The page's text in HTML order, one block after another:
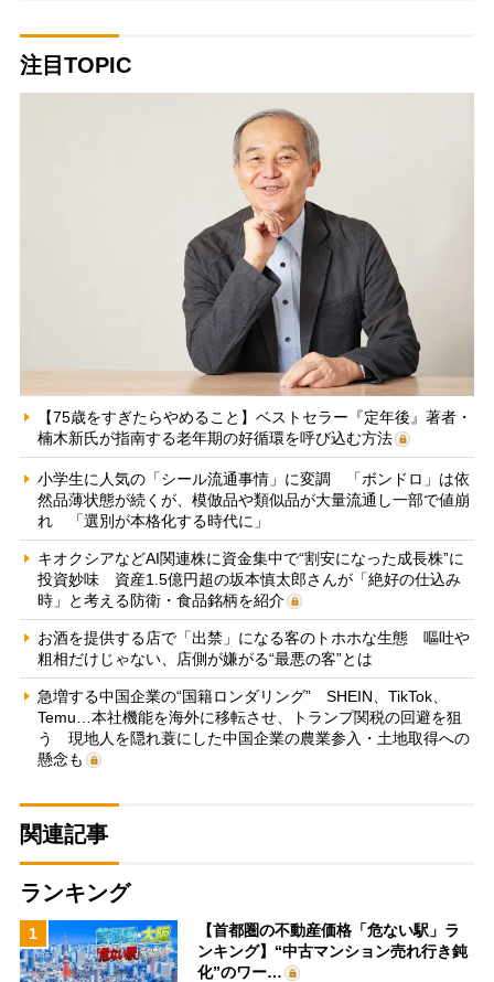
注目TOPIC
【75歳をすぎたらやめること】ベストセラー『定年後』著者・
楠木新氏が指南する老年期の好循環を呼び込む方法
小学生に人気の「シール流通事情」に変調 「ボンドロ」は依
然品薄状態が続くが、模倣品や類似品が大量流通し一部で値崩
れ 「選別が本格化する時代に」
キオクシアなどAI関連株に資金集中で“割安になった成長株”に
投資妙味 資産1.5億円超の坂本慎太郎さんが「絶好の仕込み
時」と考える防衛・食品銘柄を紹介
お酒を提供する店で「出禁」になる客のトホホな生態 嘔吐や
粗相だけじゃない、店側が嫌がる“最悪の客”とは
急増する中国企業の“国籍ロンダリング” SHEIN、TikTok、
Temu…本社機能を海外に移転させ、トランプ関税の回避を狙
う 現地人を隠れ蓑にした中国企業の農業参入・土地取得への
懸念も
関連記事
ランキング
1
【首都圏の不動産価格「危ない駅」ラ
ンキング】“中古マンション売れ行き鈍
化”のワー…